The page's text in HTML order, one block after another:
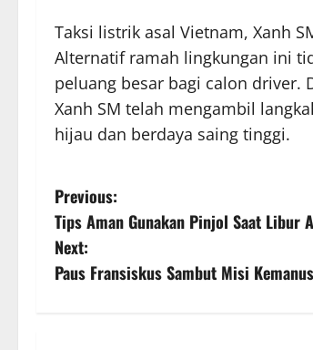
Taksi listrik asal Vietnam, Xanh
Alternatif ramah lingkungan ini
peluang besar bagi calon driver.
Xanh SM telah mengambil
hijau dan berdaya saing tinggi.
P
o
s
Previous:
Tips Aman Gunakan Pinjol Saat Libur
Next:
Paus Fransiskus Sambut Misi